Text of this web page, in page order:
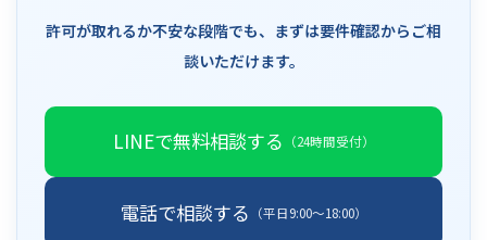
許可が取れるか不安な段階でも、まずは要件確認からご相
談いただけます。
LINEで無料相談する （24時間受付）
電話で相談する （平日9:00〜18:00）